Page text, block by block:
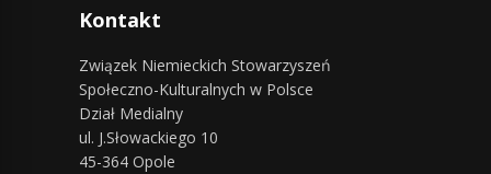
Kontakt
Związek Niemieckich Stowarzyszeń
Społeczno-Kulturalnych w Polsce
Dział Medialny
ul. J.Słowackiego 10
45-364 Opole